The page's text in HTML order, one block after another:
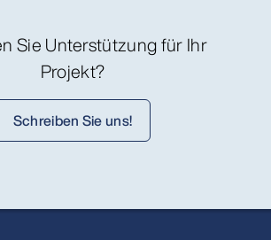
Sie Unterstützung für Ihr
Projekt?
Schreiben Sie uns!